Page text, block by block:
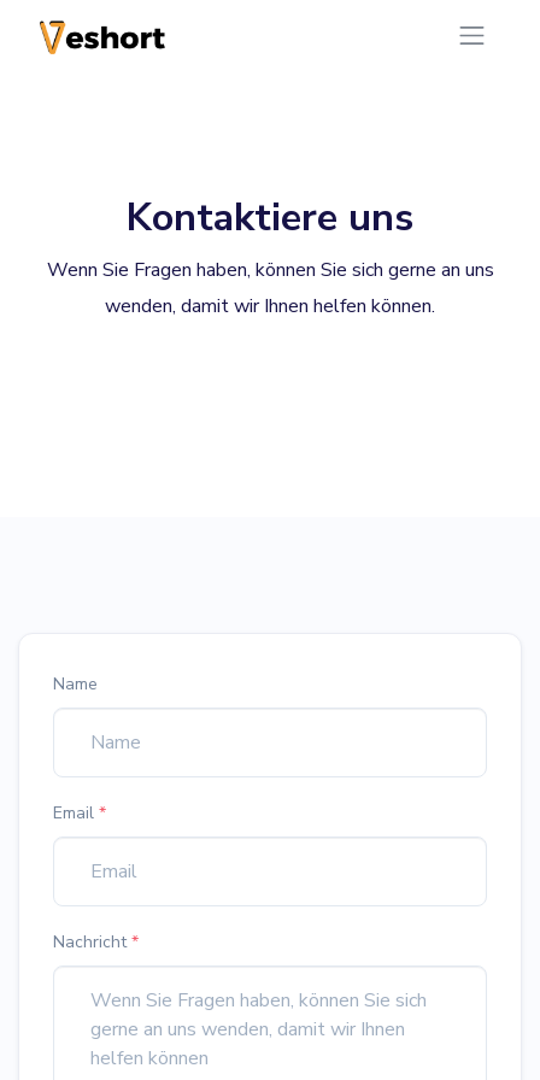
Kontaktiere uns
Wenn Sie Fragen haben, können Sie sich gerne an uns
wenden, damit wir Ihnen helfen können.
Name
Email *
Nachricht*